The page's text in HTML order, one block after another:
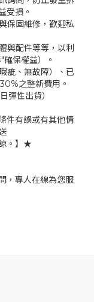
受損。
保固維修，歡迎私
與配件等等，以利
保權益）。
疵、無故障）、已
之整新費用。
彈性出貨）
件有誤或有其他情
。】★
，專人在線為您服